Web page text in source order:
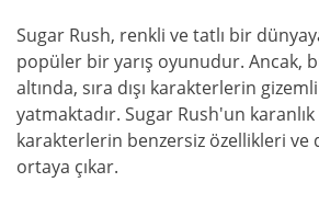
Sugar Rush, renkli ve tatlı bir
popüler bir yarış oyunudur. Ancak,
altında, sıra dışı karakterlerin
yatmaktadır. Sugar Rush'un
karakterlerin benzersiz özellikleri ve
ortaya çıkar.